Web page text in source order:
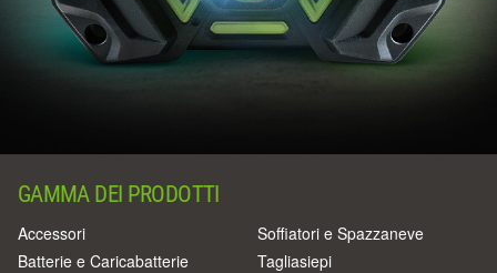
GAMMA DEI PRODOTTI
Accessori
Batterie e Caricabatterie
Soffiatori e Spazzaneve
Tagliasiepi